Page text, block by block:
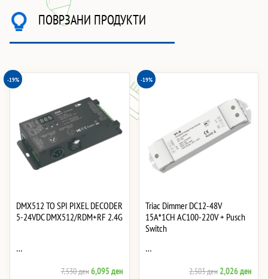
ПОВРЗАНИ ПРОДУКТИ
-19%
DMX512 TO SPI PIXEL DECODER
5-24VDC DMX512/RDM+RF 2.4G
…
7,530денOriginal
6,095денCurrent
-19%
Triac Dimmer DC12-48V
15A*1CH AC100-220V + Pusch
Switch
…
2,503ден Original
2,026ден